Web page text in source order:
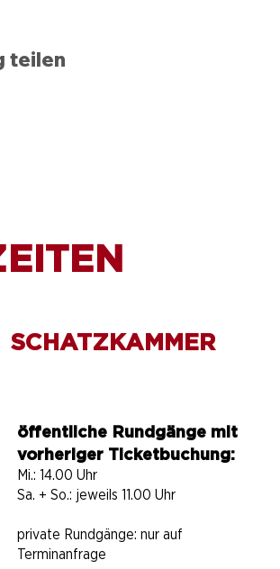
teilen
SCHATZKAMMER
öffentliche Rundgänge mit
vorheriger Ticketbuchung:
Mi.: 14.00 Uhr
Sa. + So.: jeweils 11.00 Uhr
private Rundgänge: nur auf
Terminanfrage